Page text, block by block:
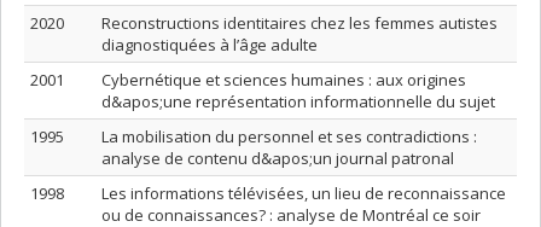
2020
Reconstructions identitaires chez les femmes autistes
diagnostiquées à l’âge adulte
2001
Cybernétique et sciences humaines : aux origines
d&apos;une représentation informationnelle du sujet
1995
La mobilisation du personnel et ses contradictions :
analyse de contenu d&apos;un journal patronal
1998
Les informations télévisées, un lieu de reconnaissance
ou de connaissances? : analyse de Montréal ce soir